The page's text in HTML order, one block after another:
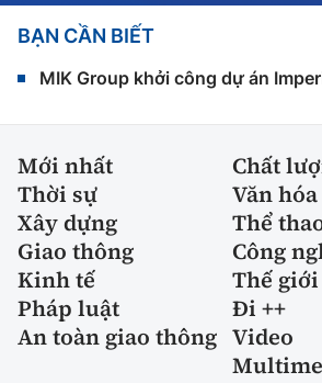
BẠN CẦN BIẾT
MIK Group khởi công dự án
Mới nhất
Chất
Thời sự
Văn
Xây dựng
Thể
Giao thông
Công
Kinh tế
Thế giới
Pháp luật
Đi ++
An toàn giao thông Video